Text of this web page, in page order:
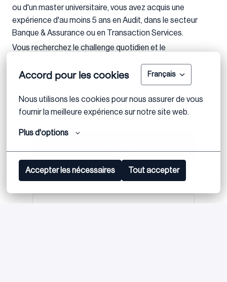
Accord pour les cookies Français
Nous utilisons les cookies pour nous assurer de vous
fournir la meilleure expérience sur notre site web.
Plus d'options
Accepter les nécessaires Tout accepter
ou d'un master universitaire, vous avez acquis une
expérience d'au moins 5 ans en Audit, dans le secteur
Banque & Assurance ou en Transaction Services.
Vous recherchez le challenge quotidien et le
esprit d’équipe, de rigueur et d’analyse.
Vous maitrisez l’anglais écrit et oral et idéalement une
troisième langue.